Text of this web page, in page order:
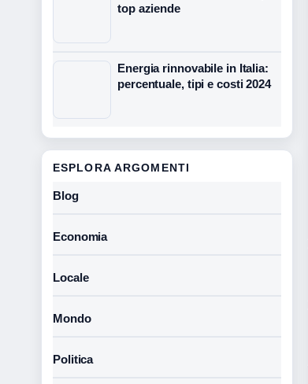
top aziende
Energia rinnovabile in Italia:
percentuale, tipi e costi 2024
ESPLORA ARGOMENTI
Blog
Economia
Locale
Mondo
Politica